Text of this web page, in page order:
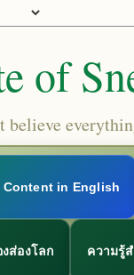
of
Content in English
ส่องโลก ความรู้